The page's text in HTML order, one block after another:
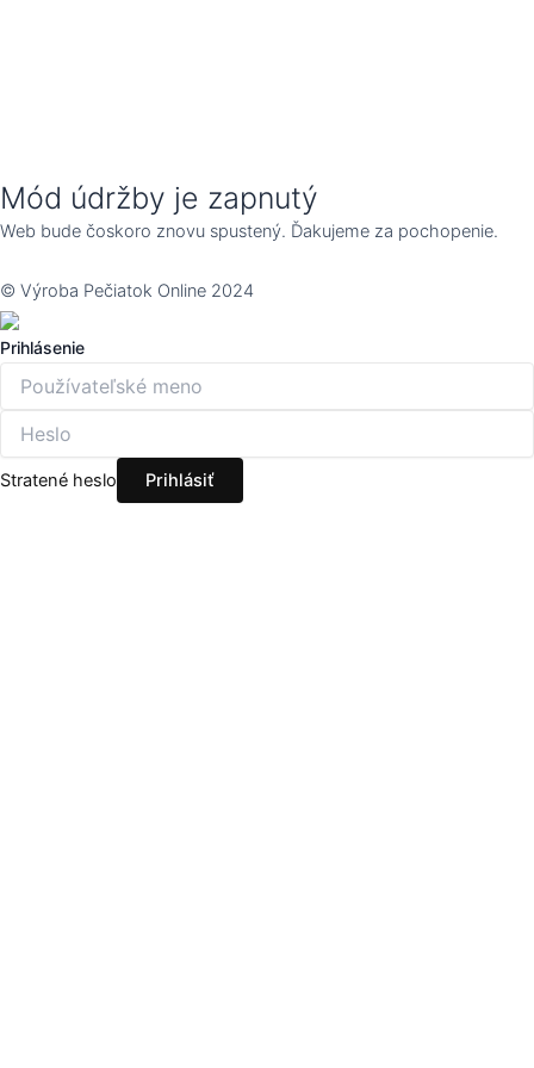
Mód údržby je zapnutý
Web bude čoskoro znovu spustený. Ďakujeme za pochopenie.
© Výroba Pečiatok Online 2024
Prihlásenie
Stratené heslo